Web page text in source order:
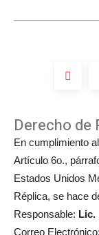
Derecho de
En cumplimiento
Artículo 6o.,
Estados Unidos
Réplica, se hace
Responsable: Lic.
Correo Electrónico: